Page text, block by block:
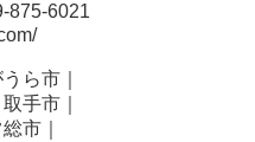
875-6021
ら市｜
手市｜
市｜